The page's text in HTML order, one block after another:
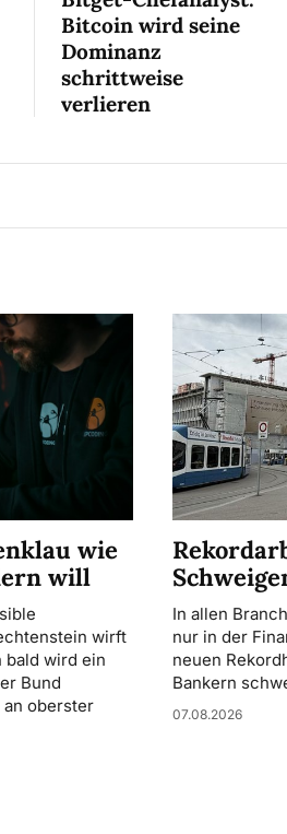
Bitcoin wird seine
Dominanz
schrittweise
verlieren
wie
will
wirft
bald wird ein
Bund
oberster
In allen
nur in der
neuen
Bankern
07.08.2026